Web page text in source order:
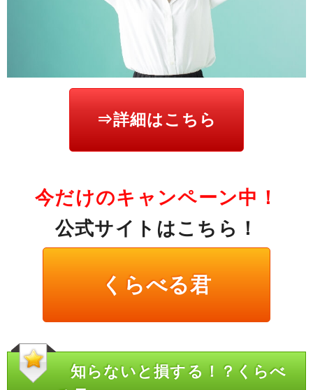
⇒詳細はこちら
今だけのキャンペーン中！
公式サイトはこちら！
くらべる君
知らないと損する！？くらべ